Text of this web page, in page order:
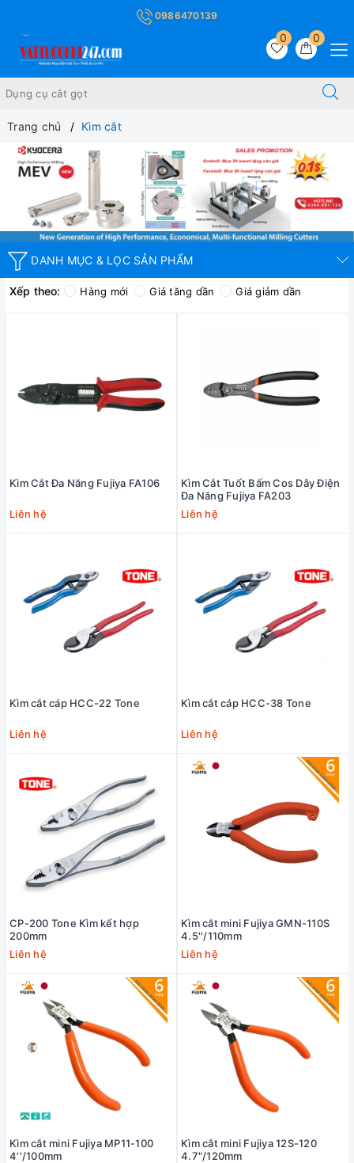
0986470139
0
0
Trang chủ Kìm cắt
DANH MỤC & LỌC SẢN PHẨM
Xếp theo: Hàng mới Giá tăng dần Giá giảm dần
Kìm Cắt Đa Năng Fujiya FA106
Liên hệ
Kìm Cắt Tuốt Bấm Cos Dây Điện
Đa Năng Fujiya FA203
Liên hệ
Kìm cắt cáp HCC-22 Tone
Liên hệ
Kìm cắt cáp HCC-38 Tone
Liên hệ
CP-200 Tone Kìm kết hợp
200mm
Liên hệ
Kìm cắt mini Fujiya GMN-110S
4.5''/110mm
Liên hệ
Kìm cắt mini Fujiya MP11-100
4''/100mm
Kìm cắt mini Fujiya 12S-120
4.7"/120mm